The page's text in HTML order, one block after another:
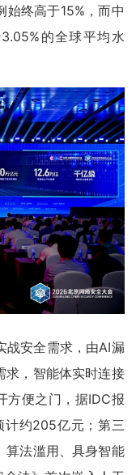
始终高于15%，而中
的全球平均水
战安全需求，由AI漏
求，智能体实时连接
方便之门，据IDC报
计约205亿元；第三
算法滥用、具身智能